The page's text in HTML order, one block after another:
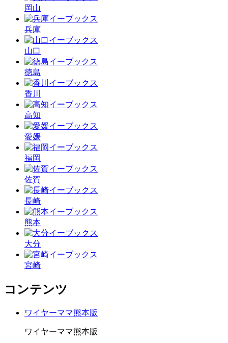
岡山
兵庫
山口
徳島
香川
高知
愛媛
福岡
佐賀
長崎
熊本
大分
宮崎
コンテンツ
ワイヤーママ熊本版
ワイヤーママ熊本版